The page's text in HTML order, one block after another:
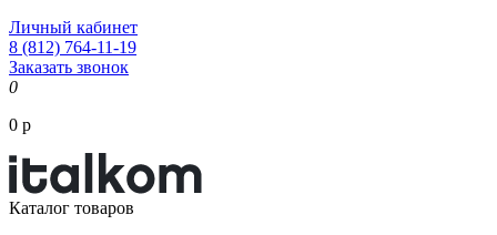
Личный кабинет
8 (812) 764-11-19
Заказать звонок
0
0 р
Каталог товаров